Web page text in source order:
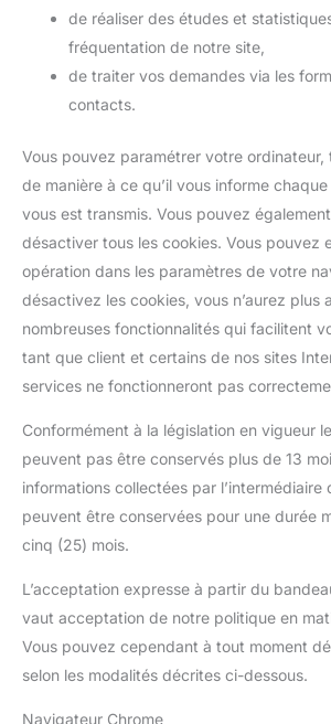
de réaliser des études et
fréquentation de notre site,
de traiter vos demandes via les
contacts.
Vous pouvez paramétrer votre
de manière à ce qu’il vous informe
vous est transmis. Vous pouvez
désactiver tous les cookies. Vous pouvez
opération dans les paramètres de votre
désactivez les cookies, vous n’aurez plus
nombreuses fonctionnalités qui facilitent
tant que client et certains de nos sites
services ne fonctionneront pas
Conformément à la législation en vigueur
peuvent pas être conservés plus de 13
informations collectées par l’intermédiaire
peuvent être conservées pour une durée
cinq (25) mois.
L’acceptation expresse à partir du
vaut acceptation de notre politique en
Vous pouvez cependant à tout moment
selon les modalités décrites ci-dessous.
Navigateur Chrome